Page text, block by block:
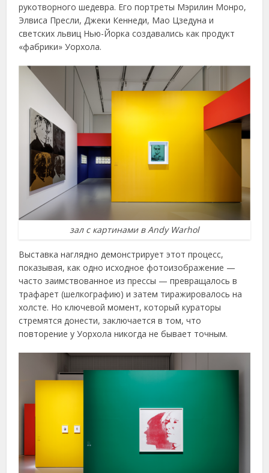
рукотворного шедевра. Его портреты Мэрилин Монро,
Элвиса Пресли, Джеки Кеннеди, Мао Цзедуна и
светских львиц Нью-Йорка создавались как продукт
«фабрики» Уорхола.
зал с картинами в Andy Warhol
Выставка наглядно демонстрирует этот процесс,
показывая, как одно исходное фотоизображение —
часто заимствованное из прессы — превращалось в
трафарет (шелкографию) и затем тиражировалось на
холсте. Но ключевой момент, который кураторы
стремятся донести, заключается в том, что
повторение у Уорхола никогда не бывает точным.